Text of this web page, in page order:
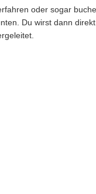
oder sogar
Du wirst dann